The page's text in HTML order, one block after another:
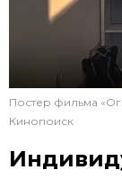
Постер фильма
Кинопоиск